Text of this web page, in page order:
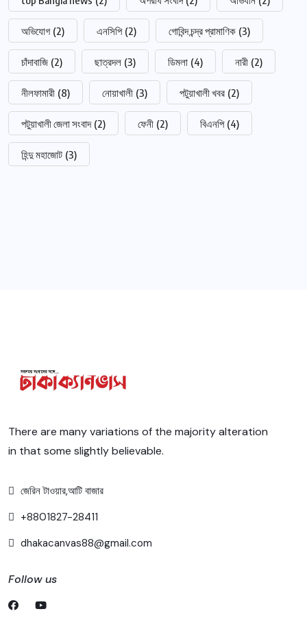
অভিযোগ (2) এনসিপি (2) গোবিন্দ চন্দ্র প্রামাণিক (3)
চাঁদাবাজি (2) ছাত্রদল (3) ডিমলা (4) নারী (2)
নীলফামারী (8) নোয়াখালী (3) পটুয়াখালী খবর (2)
পটুয়াখালী জেলা সংবাদ (2) ফেনী (2) বিএনপি (4)
হিন্দু মহাজোট (3)
There are many variations of the majority alteration
in that some slightly believable.
জেরিন টাওয়ার,আটি বাজার
+8801827-28411
dhakacanvas88@gmail.com
Follow us